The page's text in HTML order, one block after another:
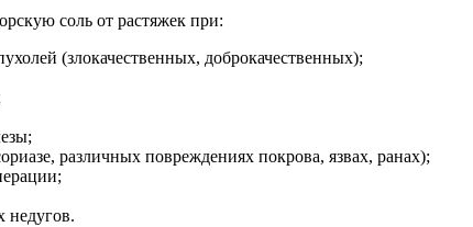
соль от растяжек при:
(злокачественных, доброкачественных);
различных повреждениях покрова, язвах, ранах);
недугов.